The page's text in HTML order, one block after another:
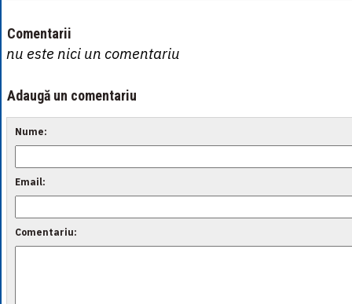
Comentarii
nu este nici un comentariu
Adaugă un comentariu
Nume:
Email:
Comentariu: